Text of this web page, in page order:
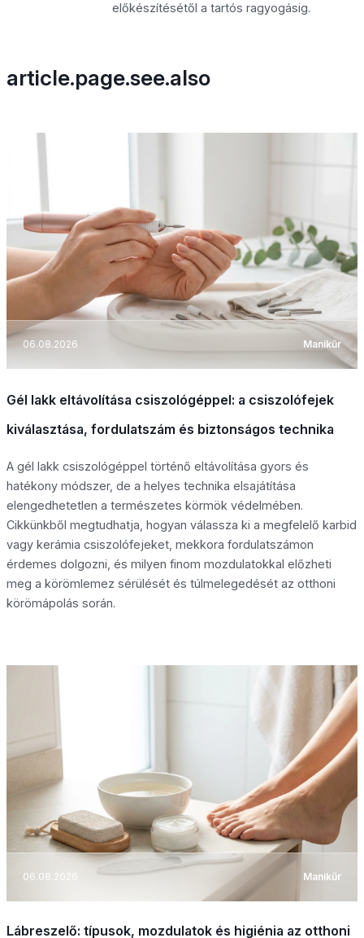
előkészítésétől a tartós ragyogásig.
article.page.see.also
06.08.2026 Manikűr
Gél lakk eltávolítása csiszológéppel: a csiszolófejek
kiválasztása, fordulatszám és biztonságos technika
A gél lakk csiszológéppel történő eltávolítása gyors és
hatékony módszer, de a helyes technika elsajátítása
elengedhetetlen a természetes körmök védelmében.
Cikkünkből megtudhatja, hogyan válassza ki a megfelelő karbid
vagy kerámia csiszolófejeket, mekkora fordulatszámon
érdemes dolgozni, és milyen finom mozdulatokkal előzheti
meg a körömlemez sérülését és túlmelegedését az otthoni
körömápolás során.
06.08.2026 Manikűr
Lábreszelő: típusok, mozdulatok és higiénia az otthoni